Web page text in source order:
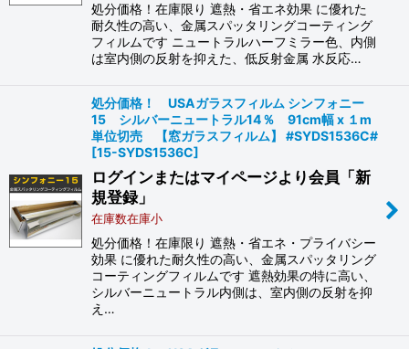
処分価格！在庫限り 遮熱・省エネ効果 に優れた
耐久性の高い、金属スパッタリングコーティング
フィルムです ニュートラルハーフミラー色、内側
は室内側の反射を抑えた、低反射金属 水反応…
処分価格！ USAガラスフィルム シンフォニー
15 シルバーニュートラル14％ 91cm幅 x １m
単位切売 【窓ガラスフィルム】 #SYDS1536C#
[15-SYDS1536C]
ログインまたはマイページより会員「新
規登録」
在庫数在庫小
処分価格！在庫限り 遮熱・省エネ・プライバシー
効果 に優れた耐久性の高い、金属スパッタリング
コーティングフィルムです 遮熱効果の特に高い、
シルバーニュートラル内側は、室内側の反射を抑
え…